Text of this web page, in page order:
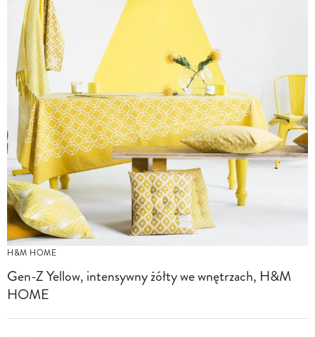
H&M HOME
Gen-Z Yellow, intensywny żółty we wnętrzach, H&M
HOME